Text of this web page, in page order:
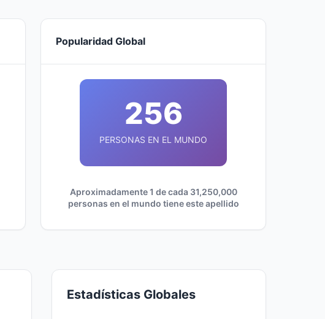
Popularidad Global
256
PERSONAS EN EL MUNDO
Aproximadamente 1 de cada 31,250,000
personas en el mundo tiene este apellido
Estadísticas Globales